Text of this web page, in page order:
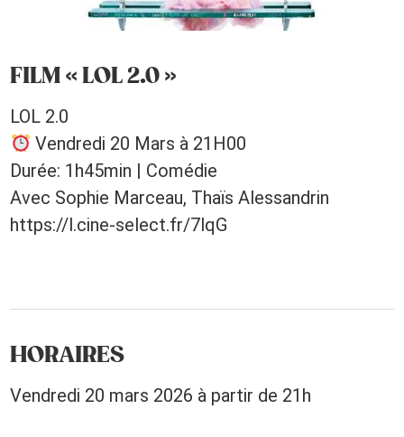
FILM « LOL 2.0 »
LOL 2.0
Vendredi 20 Mars à 21H00
Durée: 1h45min | Comédie
Avec Sophie Marceau, Thaïs Alessandrin
https://l.cine-select.fr/7lqG
HORAIRES
Vendredi 20 mars 2026 à partir de 21h